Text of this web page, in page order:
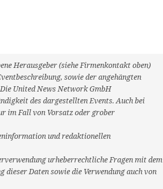
Herausgeber (siehe Firmenkontakt oben)
sowie der angehängten
United News Network GmbH
des dargestellten Events. Auch bei
im Fall von Vorsatz oder grober
und redaktionellen
urheberrechtliche Fragen mit dem
dieser Daten sowie die Verwendung auch von